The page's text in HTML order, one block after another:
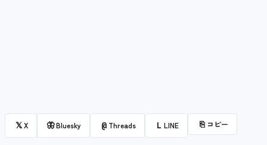
𝕏X 🦋Bluesky @ Threads L LINE ⎘ コピー